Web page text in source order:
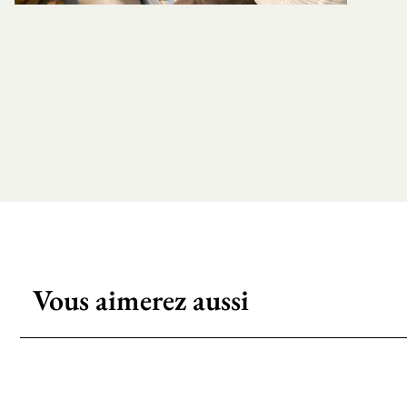
Vous aimerez aussi